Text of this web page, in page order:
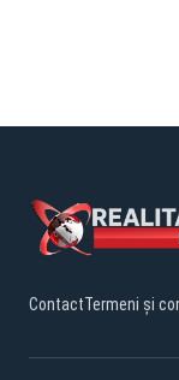
ContactTermeni și